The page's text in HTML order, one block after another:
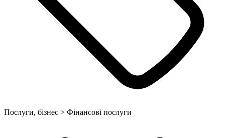
Послуги, бізнес > Фінансові послуги